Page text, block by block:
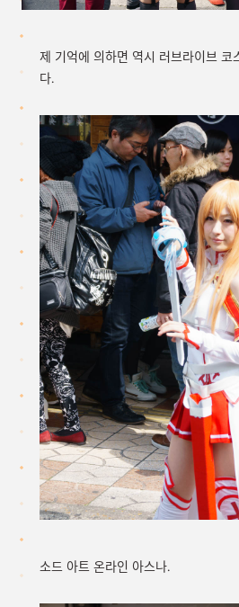
제 기억에 의하면 역시 러브라이브 코
다.
소드 아트 온라인 아스나.